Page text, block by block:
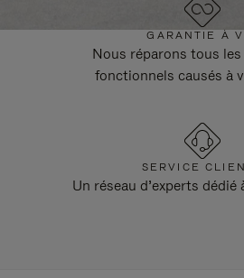
GARANTIE À
Nous réparons tous les
fonctionnels causés à
SERVICE
Un réseau d’experts